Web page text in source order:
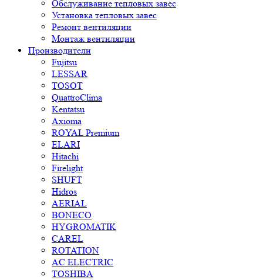
Обслуживание тепловых завес
Установка тепловых завес
Ремонт вентиляции
Монтаж вентиляции
Производители
Fujitsu
LESSAR
TOSOT
QuattroClima
Kentatsu
Axioma
ROYAL Premium
ELARI
Hitachi
Firelight
SHUFT
Hidros
AERIAL
BONECO
HYGROMATIK
CAREL
ROTATION
AC ELECTRIC
TOSHIBA